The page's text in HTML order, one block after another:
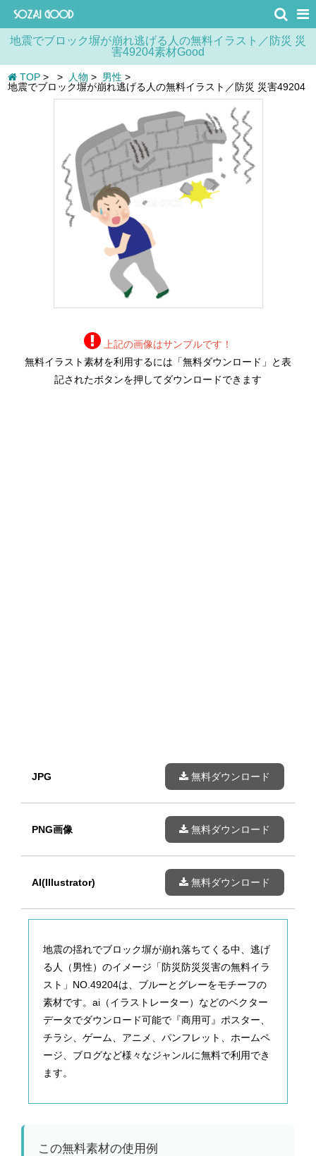
地震でブロック塀が崩れ逃げる人の無料イラスト／防災 災
害49204素材Good
TOP > > 人物 > 男性 >
地震でブロック塀が崩れ逃げる人の無料イラスト／防災 災害49204
上記の画像はサンプルです！
無料イラスト素材を利用するには「無料ダウンロード」と表
記されたボタンを押してダウンロードできます
JPG 無料ダウンロード
PNG画像 無料ダウンロード
AI(Illustrator) 無料ダウンロード
地震の揺れでブロック塀が崩れ落ちてくる中、逃げ
る人（男性）のイメージ「防災防災災害の無料イラ
スト」NO.49204は、ブルーとグレーをモチーフの
素材です。ai（イラストレーター）などのベクター
データでダウンロード可能で『商用可』ポスター、
チラシ、ゲーム、アニメ、パンフレット、ホームペ
ージ、ブログなど様々なジャンルに無料で利用でき
ます。
この無料素材の使用例